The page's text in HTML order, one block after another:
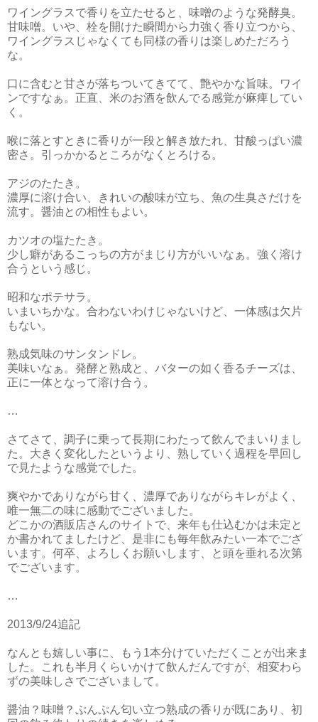
ワイングラスで香りを立たせると、味噌のような発酵臭。
甘味噌。いや、栓を開けた瞬間から力強く香り立つから、
ワイングラスじゃなくても同様の香りは楽しめただろう
な。
口に含むと甘さが落ちついてきてて、艶やかな旨味。ワイ
ンですなぁ。正直、米のお酒を飲んでる感覚が麻痺してい
く。
喉に落とすときに香りが一段と解き放たれ、甘酸っぱい濃
密さ。引っかかるところがなくとろける。
アジのたたき。
濃厚に溶け合い、きれいの酸味が立ち、魚の生臭さだけを
流す。醤油との相性もよい。
カツオの塩たたき。
少し癖があるこっちの方がまじり方がいいなぁ。強く溶け
合うという感じ。
昭和なポテサラ。
いまいちかな。合わないわけじゃないけど、一体感は欠片
もない。
熟成気味のサンタンドレ。
美味いなぁ。発酵と熟成と、バターの如く香るチーズは、
正に一体となって溶け合う。
…
さてさて、調子に乗って長期にわたって飲んでまいりまし
た。大きく変化したというより、熟していく過程を早回し
で見たような感覚でした。
爽やかでありながら甘く、濃厚でありながらキレがよく、
唯一無二の味に感動でございました。
どこかの酒販店さんのサイトで、来年も仕込むかは未定と
か書かれてましたけど、是非にも毎年飲みたい一本でござ
います。何卒、よろしくお願いします、と頭を垂れる次第
でございます。
…
2013/9/24追記
なんとも嬉しい事に、もう1本分けていただくことが出来ま
した。これも半月くらいかけて飲んだんですが、相変わら
ずの美味しさでございまして。
醤油？味噌？ぷんぷん匂い立つ熟成の香りが既にあり、初